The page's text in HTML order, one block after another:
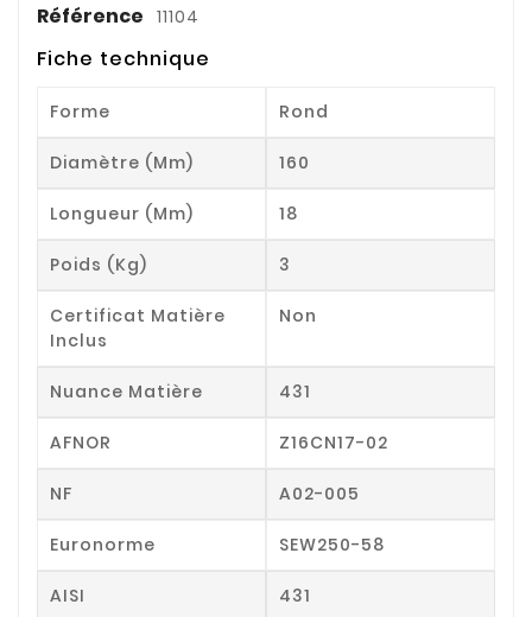
Référence 11104
Fiche technique
Forme Rond
Diamètre (mm) 160
Longueur (mm) 18
Poids (kg) 3
Certificat Matière
Inclus
Non
Nuance Matière 431
AFNOR Z16CN17-02
NF A02-005
Euronorme SEW250-58
AISI 431